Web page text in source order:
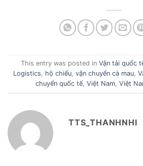
This entry was posted in Vận tải quốc
Logistics, hộ chiếu, vận chuyển cà mau,
chuyển quốc tế, Việt Nam, Việt
TTS_THANHNHI